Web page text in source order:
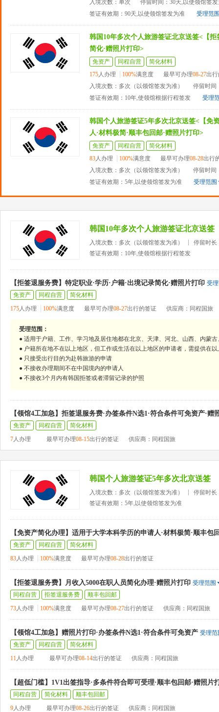
入境次数：单次
停留时间：30天,以使领馆签
签证有效期：90天,以使领馆签发为准
受理范
韩国10年多次个人旅游签证北京送签<【
简化·赠照片打印>
免资产 同程自营
简化材料
175人办理 100%满意度 最早可办理08-27出
入境次数：多次（以领馆签发为准）
停留时间
签证有效期：10年,使领馆根据行程签发
受理
韩国个人旅游签证5年多次北京送签<【免
人·材料极简·顺丰包回邮·赠照片打印>
免资产 同程自营
简化材料
83人办理 100%满意度 最早可办理08-28出行
入境次数：多次（以领馆签发为准）
停留时间
签证有效期：5年,以使领馆签发为准
受理范围
韩国10年多次个人旅游签证北京送签
入境次数：多次（以领馆签发为准）
停留时长
签证有效期：10年,使领馆根据行程签发
【拒签退服务费】特定职业·学历·户籍·出境记录简化·赠照片打印 受
免资产
同程自营
简化材料
175人办理 100%满意度 最早可办理08-27出行的签证 供应商：同程国旅
受理范围：
● 适用于户籍、工作、学习地及居住地都在北京、天津、河北、山西、内蒙
● 户籍所在地不在以上地区，但工作或生活在以上地区的申请者，需提供在
● 只接受出行目的为赴韩旅游的申请
● 不接收办理期间不在中国境内的申请人
● 不接收3个月内有韩国拒签或者滞留记录的护照
【领馆4工加急】拒签退服务费·办签条件N选1·符合条件可免资产·赠
免资产 同程自营
简化材料
7人办理 最早可办理08-15出行的签证 供应商：同程国旅
韩国个人旅游签证5年多次北京送签
入境次数：多次（以领馆签发为准）
停留时长
签证有效期：5年,以使领馆签发为准
【免资产简化办理】适用于大学本科学历的申请人·材料极简·顺丰包
免资产 同程自营
简化材料
83人办理 100%满意度 最早可办理08-28出行的签证
【拒签退服务费】月收入5000在职人员简化办理·赠照片打印 受理范围
同程自营
拒签退服务费
顺丰包回邮
73人办理 100%满意度 最早可办理08-27出行的签证 供应商：同程国旅
【领馆4工加急】赠照片打印·办签条件N选1·符合条件可免资产 受理范
免资产
同程自营
简化材料
11人办理 最早可办理08-14出行的签证 供应商：同程国旅
【超低门槛】1V1出签指导·多条件符合即可受理·顺丰包回邮·赠照片
同程自营 简化材料
顺丰包回邮
9人办理 最早可办理08-26出行的签证 供应商：同程国旅